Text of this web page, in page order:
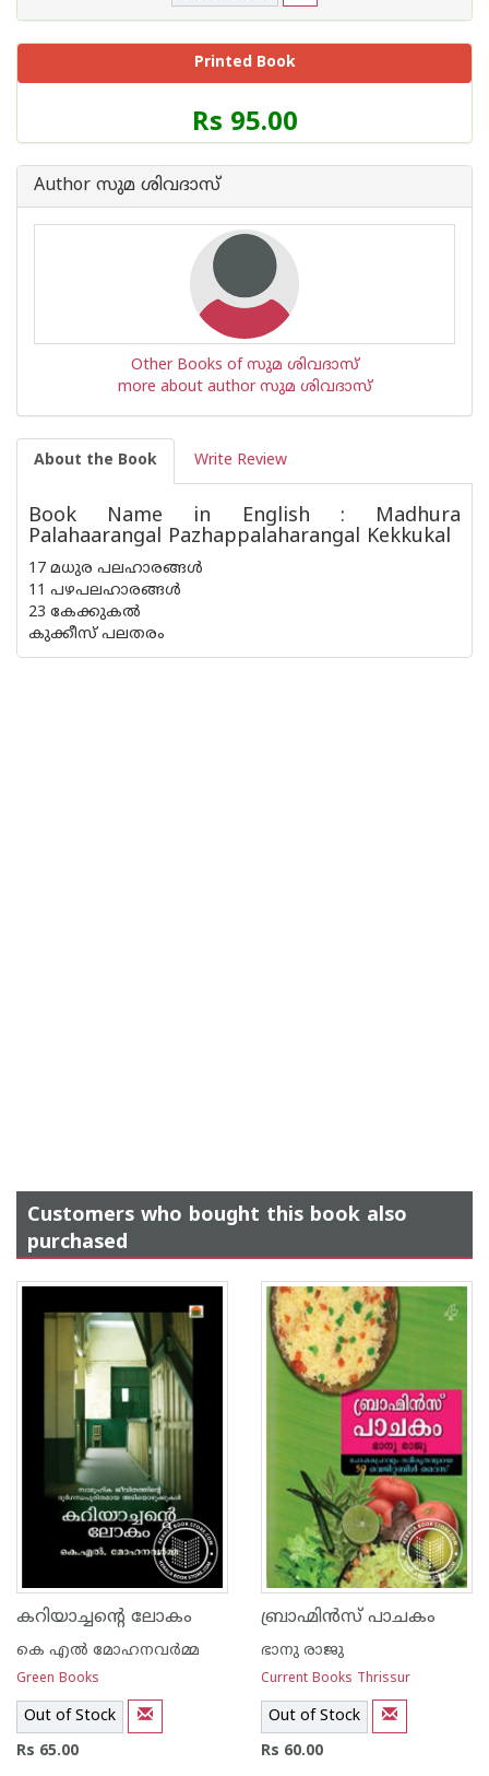
Printed Book
Price
of
Book
Rs 95.00
Author സുമ ശിവദാസ്
Other Books of സുമ ശിവദാസ്
more about author സുമ ശിവദാസ്
About the Book Write Review
Book Name in English : Madhura
Palahaarangal Pazhappalaharangal Kekkukal
17 മധുര പലഹാരങ്ങള്‍
11 പഴപലഹാരങ്ങള്‍
23 കേക്കുകല്‍
കുക്കീസ് പലതരം
Customers who bought this book also
purchased
കറിയാച്ചന്റെ ലോകം
കെ എല്‍ മോഹനവര്‍മ്മ
Green Books
Out of Stock
Rs 65.00
ബ്രാഹ്മിന്‍സ് പാചകം
ഭാനു രാജു
Current Books Thrissur
Out of Stock
Rs 60.00